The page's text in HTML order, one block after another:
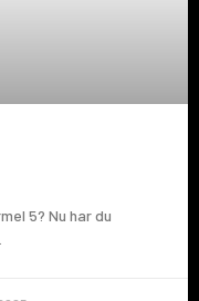
5? Nu har du